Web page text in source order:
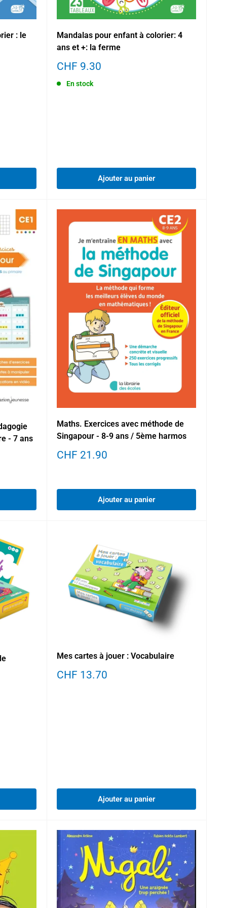
: le
Mandalas pour enfant à colorier: 4
ans et +: la ferme
Prix
CHF 9.30
En stock
Ajouter au panier
- 7 ans
Maths. Exercices avec méthode de
Singapour - 8-9 ans / 5ème harmos
Prix
CHF 21.90
Ajouter au panier
Mes cartes à jouer : Vocabulaire
Prix
CHF 13.70
Ajouter au panier